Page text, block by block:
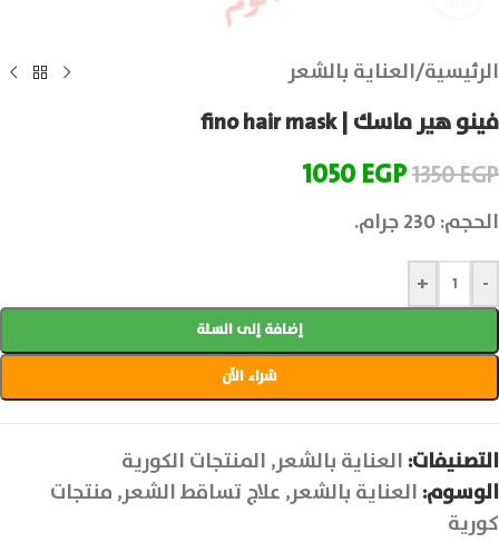
الرئيسية/العناية بالشعر
فينو هير ماسك | fino hair mask
1350EGP
1050EGP
الحجم: 230 جرام.
-
+
إضافة إلى السلة
شراء الآن
التصنيفات: العناية بالشعر, المنتجات الكورية
الوسوم: العناية بالشعر, علاج تساقط الشعر, منتجات
كورية